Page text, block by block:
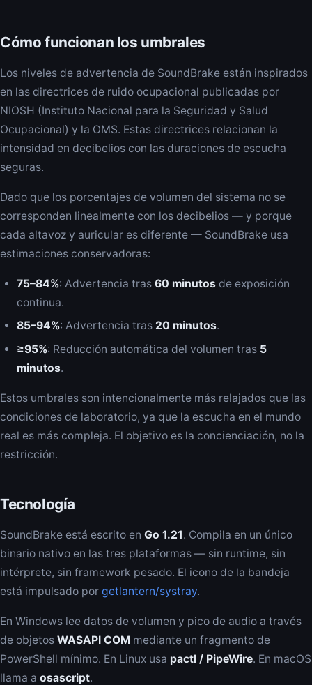
Cómo funcionan los umbrales
Los niveles de advertencia de SoundBrake están inspirados
en las directrices de ruido ocupacional publicadas por
NIOSH (Instituto Nacional para la Seguridad y Salud
Ocupacional) y la OMS. Estas directrices relacionan la
intensidad en decibelios con las duraciones de escucha
seguras.
Dado que los porcentajes de volumen del sistema no se
corresponden linealmente con los decibelios — y porque
cada altavoz y auricular es diferente — SoundBrake usa
estimaciones conservadoras:
75–84%: Advertencia tras 60 minutos de exposición
continua.
85–94%: Advertencia tras 20 minutos.
≥95%: Reducción automática del volumen tras 5
minutos.
Estos umbrales son intencionalmente más relajados que las
condiciones de laboratorio, ya que la escucha en el mundo
real es más compleja. El objetivo es la concienciación, no la
restricción.
Tecnología
SoundBrake está escrito en Go 1.21. Compila en un único
binario nativo en las tres plataformas — sin runtime, sin
intérprete, sin framework pesado. El icono de la bandeja
está impulsado por getlantern/systray.
En Windows lee datos de volumen y pico de audio a través
de objetos WASAPI COM mediante un fragmento de
PowerShell mínimo. En Linux usa pactl / PipeWire. En macOS
llama a osascript.